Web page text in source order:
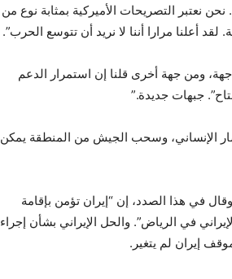
نعتبر التصريحات الأميركية بمثابة نوع من
أعلنا مرارا أننا لا نريد أن تتوسع الحرب”.
ومن جهة أخرى قلنا إن استمرار الدعم
جبهات جديدة.”
الإنساني، وسحب الجيش من المنطقة يمكن
في هذا الصدد، إن “إيران تؤمن بإقامة
في الرياض”. والحل الإيراني بشأن إجراء
إيران لم يتغير.